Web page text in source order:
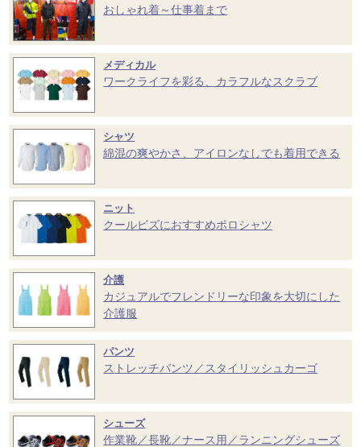
おしゃれ着～仕事着まで
メディカル
ワークライフを彩る、カラフルなスクラブ
シャツ
綿混の爽やかさ、アイロンなしでも着用できる
ニット
クールビズにおすすめポロシャツ
介護
カジュアルでフレンドリーな印象を大切にした
介護服
パンツ
ストレッチパンツ／スタイリッシュカーゴ
シューズ
作業靴／長靴／ナース用／ランニングシューズ